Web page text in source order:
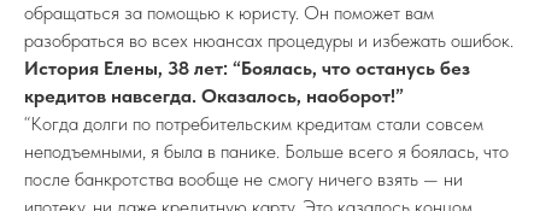
обращаться за помощью к юристу. Он поможет вам
разобраться во всех нюансах процедуры и избежать ошибок.
История Елены, 38 лет: “Боялась, что останусь без
кредитов навсегда. Оказалось, наоборот!”
“Когда долги по потребительским кредитам стали совсем
неподъемными, я была в панике. Больше всего я боялась, что
после банкротства вообще не смогу ничего взять — ни